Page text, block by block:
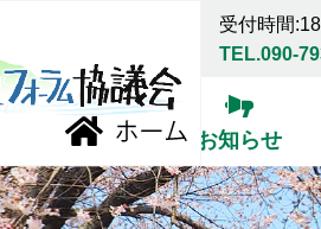
受付時間
TEL.090-
お知らせ